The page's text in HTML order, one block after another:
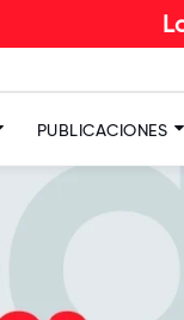
La
PUBLICACIONES